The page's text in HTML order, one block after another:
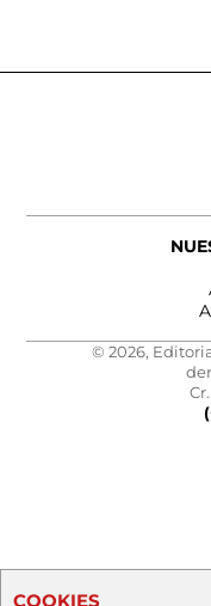
© 2026,
COOKIES